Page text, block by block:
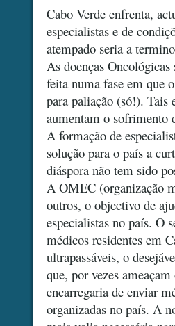
Cabo Verde enfrenta,
especialistas e de
atempado seria a
As doenças Oncológicas
feita numa fase em que
para paliação (só!). Tais
aumentam o sofrimento
A formação de
solução para o país a
diáspora não tem sido
A OMEC (organização
outros, o objectivo de
especialistas no país. O
médicos residentes em
ultrapassáveis, o
que, por vezes
encarregaria de enviar
organizadas no país. A